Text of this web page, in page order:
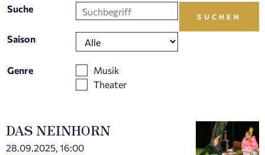
Suche
Saison
Genre
Musik
Theater
DAS NEINHORN
28.09.2025, 16:00